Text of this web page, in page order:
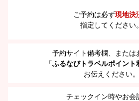
ご予約は必ず現地決
指定してください。
予約サイト備考欄、または
「ふるなびトラベルポイント
お伝えください。
チェックイン時やお会